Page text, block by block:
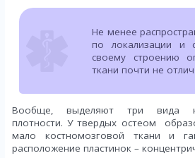
Не менее
по локализации и
своему строению
ткани почти не
Вообще, выделяют три вида
плотности. У твердых остеом
мало костномозговой ткани и
расположение пластинок –